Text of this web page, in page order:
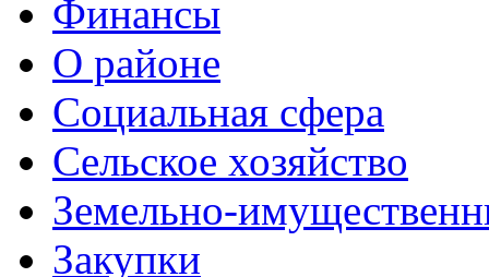
Финансы
О районе
Социальная сфера
Сельское хозяйство
Земельно-
Закупки